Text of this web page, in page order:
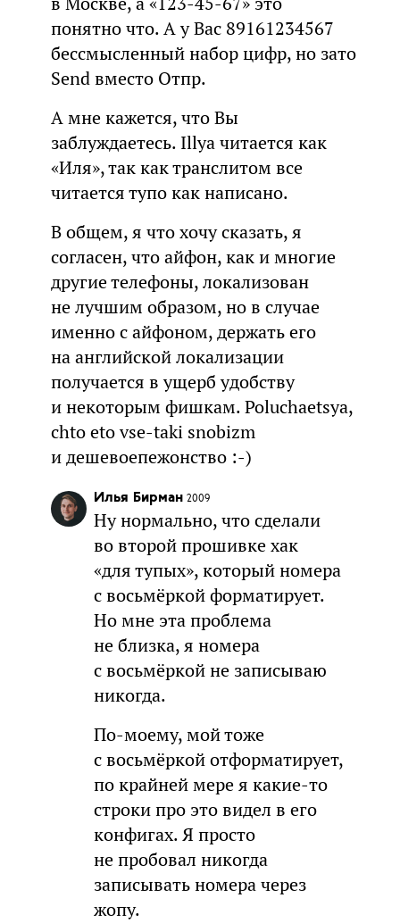
понятно что. А у Вас 89161234567
бессмысленный набор цифр, но зато
Send вместо Отпр.
А мне кажется, что Вы
заблуждаетесь. Illya читается как
«Иля», так как транслитом все
читается тупо как написано.
В общем, я что хочу сказать, я
согласен, что айфон, как и многие
другие телефоны, локализован
не лучшим образом, но в случае
именно с айфоном, держать его
на английской локализации
получается в ущерб удобству
и некоторым фишкам. Poluchaetsya,
chto eto vse-taki snobizm
и дешевоепежонство :-)
Илья Бирман 2009
Ну нормально, что сделали
во второй прошивке хак
«для тупых», который номера
с восьмёркой форматирует.
Но мне эта проблема
не близка, я номера
с восьмёркой не записываю
никогда.
По-моему, мой тоже
с восьмёркой отформатирует,
по крайней мере я какие-то
строки про это видел в его
конфигах. Я просто
не пробовал никогда
записывать номера через
жопу.